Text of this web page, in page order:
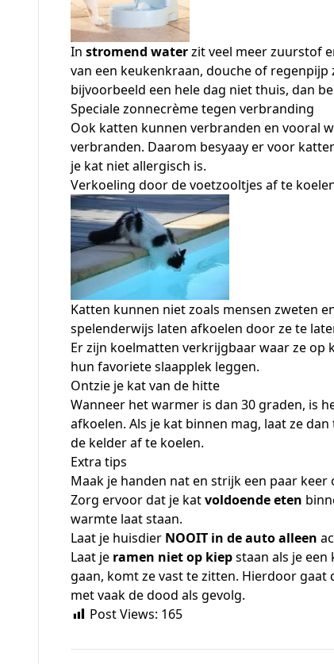
In stromend waterzit veel meer zuurstof
van een keukenkraan, douche of regenpijp
bijvoorbeeld een hele dag niet thuis, dan
Speciale zonnecrème tegen verbranding
Ook katten kunnen verbranden en vooral
verbranden. Daarom besyaay er voor
je kat niet allergisch is.
Verkoeling door de voetzooltjes af te
Katten kunnen niet zoals mensen zweten
spelenderwijs laten afkoelen door ze te
Er zijn koelmatten verkrijgbaar waar ze op
hun favoriete slaapplek leggen.
Ontzie je kat van de hitte
Wanneer het warmer is dan 30 graden, is
afkoelen. Als je kat binnen mag, laat ze
de kelder af te koelen.
Extra tips
Maak je handen nat en strijk een paar
Zorg ervoor dat je katvoldoende eten
warmte laat staan.
Laat je huisdier NOOIT in de auto alleen
Laat je ramen niet op kiepstaan als je
gaan, komt ze vast te zitten. Hierdoor
met vaak de dood als gevolg.
Post Views: 165